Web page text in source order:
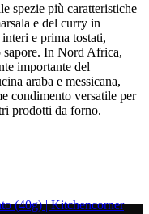
spezie più caratteristiche
e del curry in
e prima tostati,
In Nord Africa,
importante del
araba e messicana,
condimento versatile per
prodotti da forno.